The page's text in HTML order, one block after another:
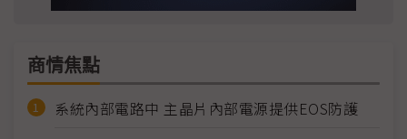
商情焦點
系統內部電路中 主晶片內部電源提供EOS防護